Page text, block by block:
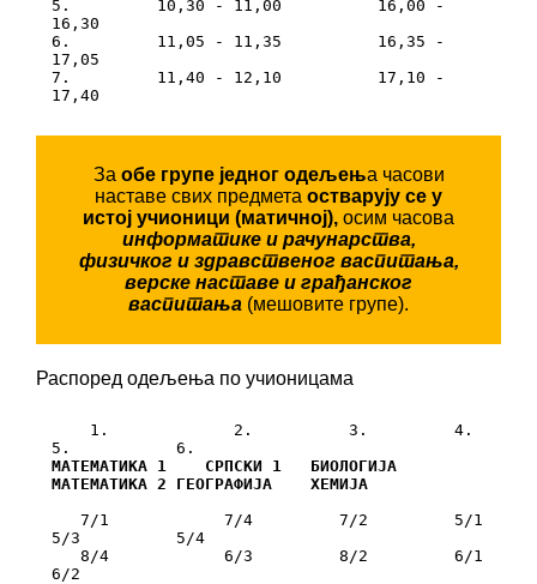
5.         10,30 - 11,00          16,00 -
16,30
6.         11,05 - 11,35          16,35 -
17,05
7.         11,40 - 12,10          17,10 -
17,40
За обе групе једног одељења часови
наставе свих предмета остварују се у
истој учионици (матичној), осим часова
информатике и рачунарства,
физичког и здравственог васпитања,
верске наставе и грађанског
васпитања (мешовите групе).
Распоред одељења по учионицама
МАТЕМАТИКА 1    СРПСКИ 1   БИОЛОГИЈА
МАТЕМАТИКА 2 ГЕОГРАФИЈА    ХЕМИЈА
5/3          5/4
6/2